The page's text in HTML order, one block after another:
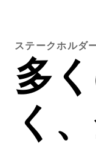
ステークホルダ
多
く